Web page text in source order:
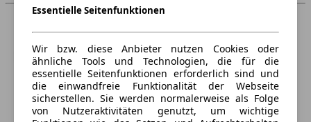
Essentielle Seitenfunktionen
Wir bzw. diese Anbieter nutzen Cookies oder
ähnliche Tools und Technologien, die für die
essentielle Seitenfunktionen erforderlich sind und
die einwandfreie Funktionalität der Webseite
sicherstellen. Sie werden normalerweise als Folge
von Nutzeraktivitäten genutzt, um wichtige